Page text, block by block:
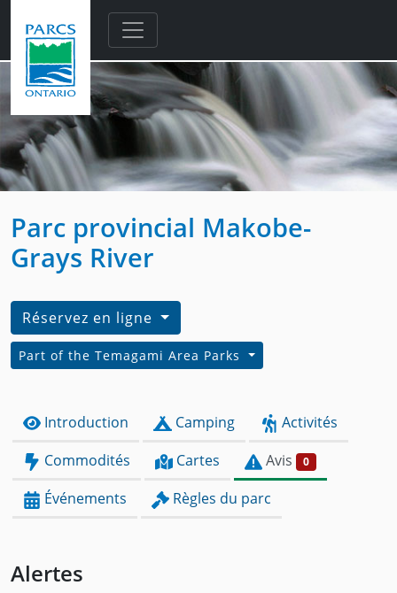
Skip to main content
Parc provincial Makobe-
Grays River
Réservez en ligne
Part of the Temagami Area Parks
Introduction Camping
Activités
Commodités
Cartes Avis 0
Événements Règles du parc
Alertes